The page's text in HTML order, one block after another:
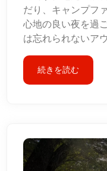
だり、キャンプフ
心地の良い夜を過
は忘れられないア
続きを読む